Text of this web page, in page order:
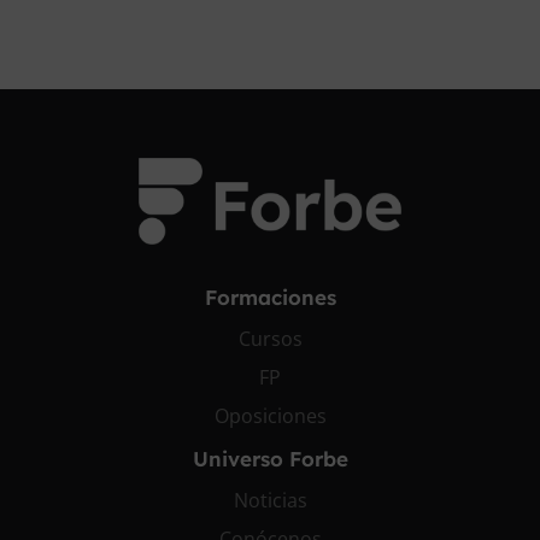
Formaciones
Cursos
FP
Oposiciones
Universo Forbe
Noticias